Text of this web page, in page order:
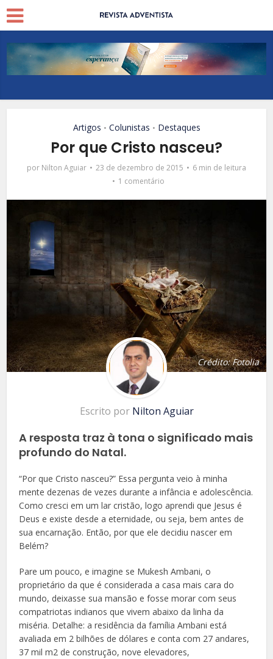
Artigos • Colunistas • Destaques
Por que Cristo nasceu?
por Nilton Aguiar 23 de dezembro de 2015
6 min de leitura
1 comentário
Crédito: Fotolia
Escrito por Nilton Aguiar
A resposta traz à tona o significado mais
profundo do Natal.
“Por que Cristo nasceu?” Essa pergunta veio à minha
mente dezenas de vezes durante a infância e adolescência.
Como cresci em um lar cristão, logo aprendi que Jesus é
Deus e existe desde a eternidade, ou seja, bem antes de
sua encarnação. Então, por que ele decidiu nascer em
Belém?
Pare um pouco, e imagine se Mukesh Ambani, o
proprietário da que é considerada a casa mais cara do
mundo, deixasse sua mansão e fosse morar com seus
compatriotas indianos que vivem abaixo da linha da
miséria. Detalhe: a residência da família Ambani está
avaliada em 2 bilhões de dólares e conta com 27 andares,
37 mil m2 de construção, nove elevadores,